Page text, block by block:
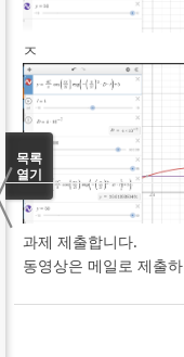
ㅈ
과제 제출합니다.
동영상은 메일로 제출
목록
열기